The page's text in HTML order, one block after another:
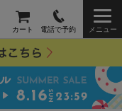
カート 電話で予約 メニュー